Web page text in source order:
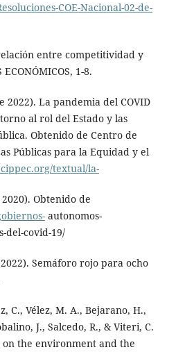
COE-Nacional-02-de-
entre competitividad y
1-8.
2022). La pandemia del COVID
al rol del Estado y las
Obtenido de Centro de
Públicas para la Equidad y el
textual/la-
Obtenido de
autonomos-
del-covid-19/
Semáforo rojo para ocho
C., Vélez, M. A., Bejarano, H.,
J., Salcedo, R., & Viteri, C.
on the environment and the